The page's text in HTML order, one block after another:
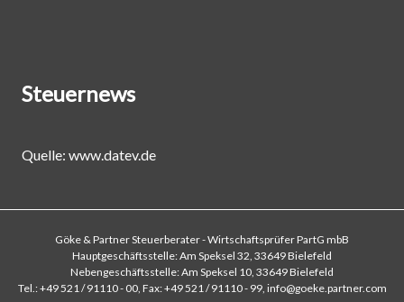
Steuernews
Quelle: www.datev.de
Göke & Partner Steuerberater - Wirtschaftsprüfer PartG mbB
Hauptgeschäftsstelle: Am Speksel 32, 33649 Bielefeld
Nebengeschäftsstelle: Am Speksel 10, 33649 Bielefeld
Tel.: +49 521 / 91110 - 00, Fax: +49 521 / 91110 - 99, info@goeke.partner.com